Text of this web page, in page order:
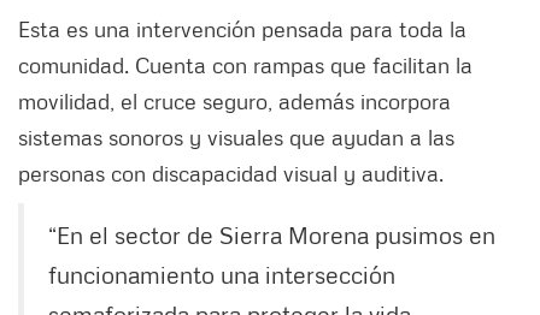
Esta es una intervención pensada para toda la
comunidad. Cuenta con rampas que facilitan la
movilidad, el cruce seguro, además incorpora
sistemas sonoros y visuales que ayudan a las
personas con discapacidad visual y auditiva.
“En el sector de Sierra Morena pusimos en
funcionamiento una intersección